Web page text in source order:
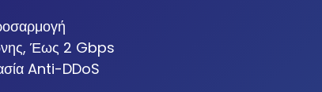
Έως 2 Gbps
Anti-DDoS